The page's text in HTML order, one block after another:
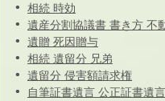
相続 時効
遺産分割協議書 書き方 不
遺贈 死因贈与
相続 遺留分 兄弟
遺留分 侵害額請求権
自筆証書遺言 公正証書遺言